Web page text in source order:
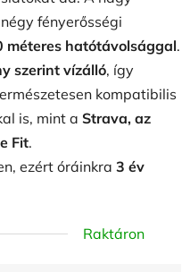
négy fényerősségi
méteres hatótávolsággal.
szerint vízálló, így
kompatibilis
is, mint a Strava, az
Fit.
ezért óráinkra 3 év
Raktáron